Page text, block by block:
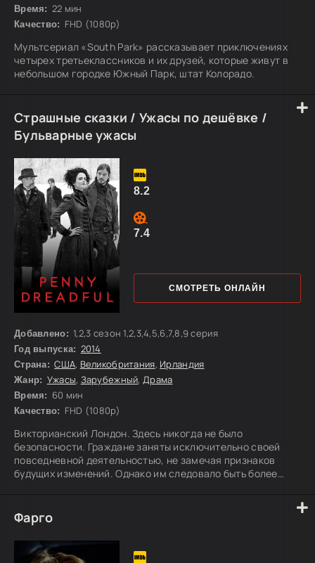
Время: 22 мин
Качество: FHD (1080p)
Мультсериал «South Park» рассказывает приключениях
четырех третьеклассников и их друзей, которые живут в
небольшом городке Южный Парк, штат Колорадо.
Страшные сказки / Ужасы по дешёвке /
Бульварные ужасы
Добавлено: 1,2,3 сезон 1,2,3,4,5,6,7,8,9 серия
Год выпуска: 2014
Страна: США, Великобритания, Ирландия
Жанр: Ужасы, Зарубежный,Драма
Время: 60 мин
Качество: FHD (1080p)
Викторианский Лондон. Здесь никогда не было
безопасности. Граждане заняты исключительно своей
повседневной деятельностью, не замечая признаков
будущих изменений. Однако им следовало быть более
терроризировать кого угодно. Вы давно знаете многих
представителей этой нечисти: вот вы и молодой
демонический Дориан Грей из романа Оскара Уайльда, и
мудрый доктор Джекилл со своим альтер-эго мистером
СМОТРЕТЬ ОНЛАЙН
8.2
7.4
Фарго